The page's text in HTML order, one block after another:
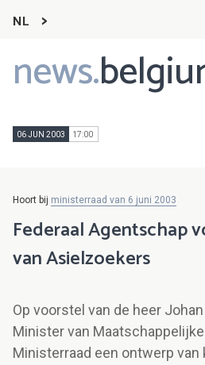
NL
news.
Main
navigation
06 JUN 2003 17:00
Hoort bij ministerraad van 6 juni 2003
Federaal Agentschap
van Asielzoekers
Op voorstel van de heer
Minister van
Ministerraad een ontwerp